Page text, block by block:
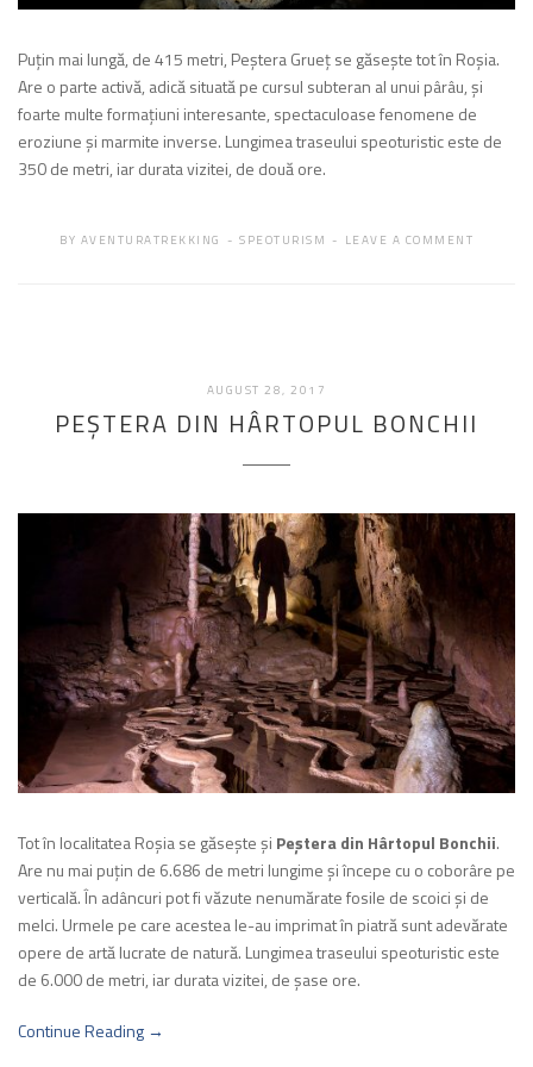
Puţin mai lungă, de 415 metri, Peştera Grueţ se găseşte tot în Roşia.
Are o parte activă, adică situată pe cursul subteran al unui pârâu, şi
foarte multe formaţiuni interesante, spectaculoase fenomene de
eroziune şi marmite inverse. Lungimea traseului speoturistic este de
350 de metri, iar durata vizitei, de două ore.
BY AVENTURATREKKING SPEOTURISM LEAVE A COMMENT
AUGUST 28, 2017
2018
PEŞTERA DIN HÂRTOPUL BONCHII
Tot în localitatea Roşia se găseşte şi Peştera din Hârtopul Bonchii.
Are nu mai puţin de 6.686 de metri lungime şi începe cu o coborâre pe
verticală. În adâncuri pot fi văzute nenumărate fosile de scoici şi de
melci. Urmele pe care acestea le-au imprimat în piatră sunt adevărate
opere de artă lucrate de natură. Lungimea traseului speoturistic este
de 6.000 de metri, iar durata vizitei, de şase ore.
Continue Reading →